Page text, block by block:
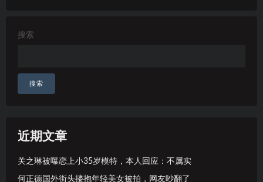
搜索
搜索
近期文章
关之琳被曝恋上小35岁模特，本人回应：不属实
何正德国外街头搂抱年轻美女被拍，网友吵翻了